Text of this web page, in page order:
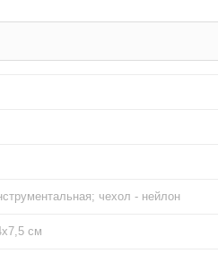
чехол - нейлон
см